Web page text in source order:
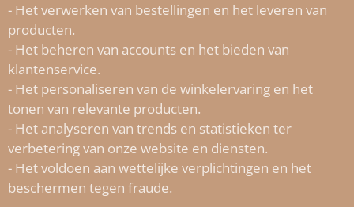
- Het verwerken van bestellingen en het leveren van
producten.
- Het beheren van accounts en het bieden van
klantenservice.
- Het personaliseren van de winkelervaring en het
tonen van relevante producten.
- Het analyseren van trends en statistieken ter
verbetering van onze website en diensten.
- Het voldoen aan wettelijke verplichtingen en het
beschermen tegen fraude.